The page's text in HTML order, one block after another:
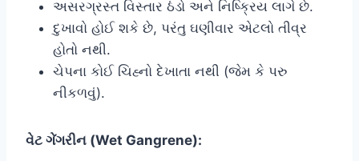
અસરગ્રસ્ત વિસ્તાર ઠંડો અને નિષ્ક્રિય લાગે છે.
દુખાવો હોઈ શકે છે, પરંતુ ઘણીવાર એટલો તીવ્ર
હોતો નથી.
ચેપના કોઈ ચિહ્નો દેખાતા નથી (જેમ કે પરુ
નીકળવું).
વેટ ગેંગરીન (Wet Gangrene):